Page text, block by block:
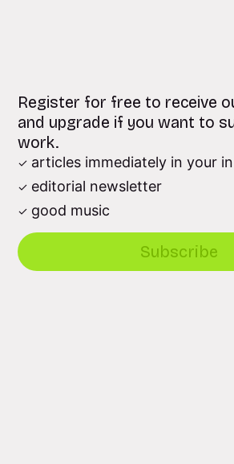
Register for free to receive
and upgrade if you want to
work.
articles immediately in your
editorial newsletter
good music
Subscribe